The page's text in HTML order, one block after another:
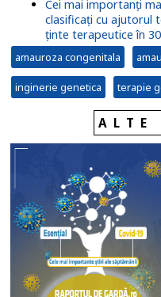
Cei mai importanți
clasificați cu ajutorul
ținte terapeutice în
amauroza congenitala
inginerie genetica terapie
ALTE